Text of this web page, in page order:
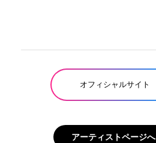
オフィシャルサイト
アーティストページへ